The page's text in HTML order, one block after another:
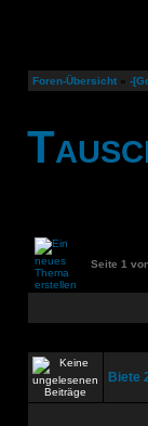
Foren-Übersicht » -
Seite 1
Biete